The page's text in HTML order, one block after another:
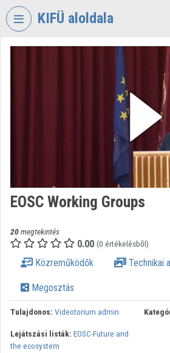
Fejléc kihagyása
KIFÜ aloldala
Intézményi felfedezés
Kategóriák
Intézményi listák
Intézmények
Közreműködők
EOSC Working Groups
20megtekintés
0.00 (0 értékelésből)
Közreműködők Technikai
Megosztás
Tulajdonos: Videotorium admin
Lejátszási listák: EOSC-Future and
the ecosystem